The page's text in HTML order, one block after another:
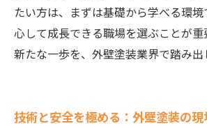
たい方は、まずは基礎から学べる環
心して成長できる職場を選ぶことが重
新たな一歩を、外壁塗装業界で踏み出
技術と安全を極める：外壁塗装の